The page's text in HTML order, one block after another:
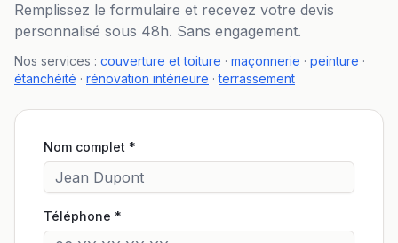
Remplissez le formulaire et recevez votre devis
personnalisé sous 48h. Sans engagement.
Nos services : couverture et toiture · maçonnerie · peinture ·
étanchéité · rénovation intérieure ·terrassement
Nom complet *
Téléphone *